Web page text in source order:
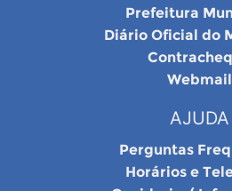
Prefeitura
Diário Oficial do
Webmail
AJUDA
Perguntas
Horários e